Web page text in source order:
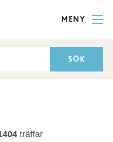
MENY
träffar